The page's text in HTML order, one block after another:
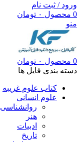
ورود / ثبت نام
0 محصول ۰ تومان
منو
0 محصول ۰ تومان
دسته بندی فایل ها
کتاب علوم غریبه
علوم انسانی
روانشناسی
هنر
ادبیات
تاریخ